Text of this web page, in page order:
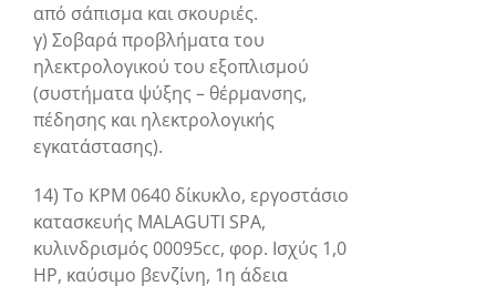
από σάπισμα και σκουριές.
γ) Σοβαρά προβλήματα του
ηλεκτρολογικού του εξοπλισμού
(συστήματα ψύξης – θέρμανσης,
πέδησης και ηλεκτρολογικής
εγκατάστασης).
14) Το ΚΡΜ 0640 δίκυκλο, εργοστάσιο
κατασκευής MALAGUTI SPA,
κυλινδρισμός 00095cc, φορ. Ισχύς 1,0
HP, καύσιμο βενζίνη, 1η άδεια